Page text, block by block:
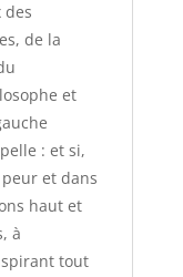
des
de la
et
: et si,
et dans
haut et
à
tout